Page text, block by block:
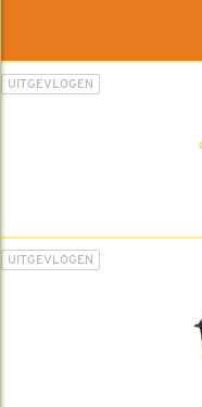
UITGEVLOGEN
UITGEVLOGEN